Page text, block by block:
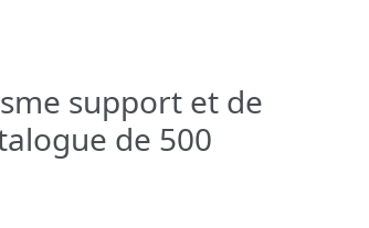
support et de
de 500